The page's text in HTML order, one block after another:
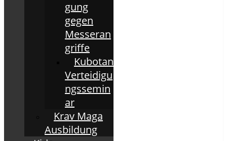
gung
gegen
Messeran
griffe
Kubotan
Verteidigu
ngssemin
ar
Krav Maga
Ausbildung